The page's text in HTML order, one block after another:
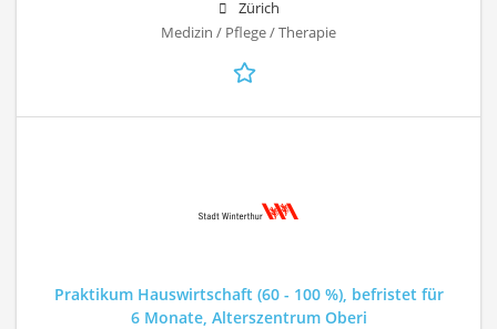
Zürich
Medizin / Pflege / Therapie
Praktikum Hauswirtschaft (60 - 100 %), befristet für
6 Monate, Alterszentrum Oberi